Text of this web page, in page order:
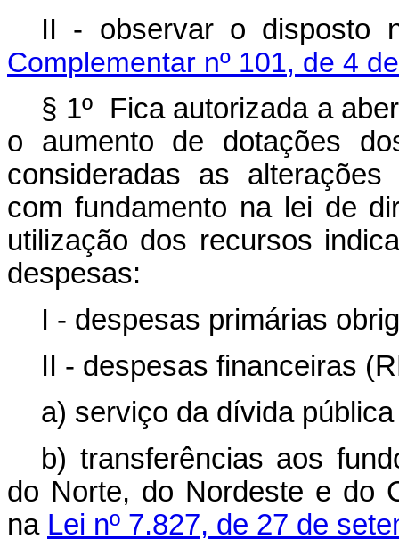
II - observar o disposto
Complementar nº 101, de 4
§ 1º Fica autorizada a
o aumento de dotações
consideradas as
com fundamento na lei de
utilização dos recursos
despesas:
I - despesas primárias
II - despesas financeiras
a) serviço da dívida
b) transferências aos
do Norte, do Nordeste e do
na Lei nº 7.827, de 27 de